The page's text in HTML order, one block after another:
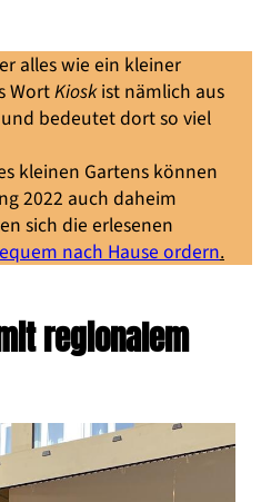
alles wie ein kleiner
WortKioskist nämlich aus
bedeutet dort so viel
kleinen Gartens können
2022 auch daheim
sich die erlesenen
nach Hause ordern.
regionalem